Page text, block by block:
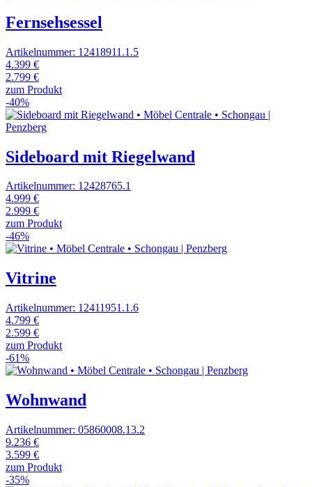
Fernsehsessel
Artikelnummer: 12418911.1.5
4.399 €
2.799 €
zum Produkt
-40%
Sideboard mit Riegelwand
Artikelnummer: 12428765.1
4.999 €
2.999 €
zum Produkt
-46%
Vitrine
Artikelnummer: 12411951.1.6
4.799 €
2.599 €
zum Produkt
-61%
Wohnwand
Artikelnummer: 05860008.13.2
9.236 €
3.599 €
zum Produkt
-35%